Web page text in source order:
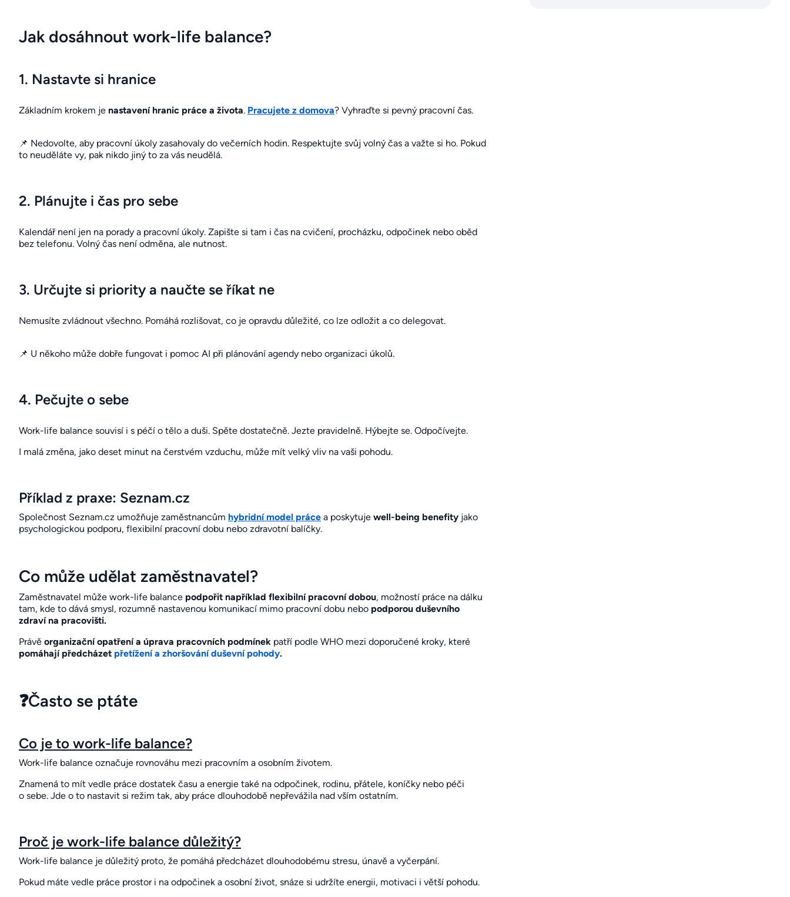
Jak dosáhnout work-life balance?
1. Nastavte si hranice
Základním krokem je nastavení hranic práce a života. Pracujete z domova? Vyhraďte si pevný pracovní čas.
📌 Nedovolte, aby pracovní úkoly zasahovaly do večerních hodin. Respektujte svůj volný čas a važte si ho. Pokud
to neuděláte vy, pak nikdo jiný to za vás neudělá.
2. Plánujte i čas pro sebe
Kalendář není jen na porady a pracovní úkoly. Zapište si tam i čas na cvičení, procházku, odpočinek nebo oběd
bez telefonu. Volný čas není odměna, ale nutnost.
3. Určujte si priority a naučte se říkat ne
Nemusíte zvládnout všechno. Pomáhá rozlišovat, co je opravdu důležité, co lze odložit a co delegovat.
📌 U někoho může dobře fungovat i pomoc AI při plánování agendy nebo organizaci úkolů.
4. Pečujte o sebe
Work-life balance souvisí i s péčí o tělo a duši. Spěte dostatečně. Jezte pravidelně. Hýbejte se. Odpočívejte.
I malá změna, jako deset minut na čerstvém vzduchu, může mít velký vliv na vaši pohodu.
Příklad z praxe: Seznam.cz
Společnost Seznam.cz umožňuje zaměstnancům hybridní model práce a poskytuje well-being benefity jako
psychologickou podporu, flexibilní pracovní dobu nebo zdravotní balíčky.
Co může udělat zaměstnavatel?
Zaměstnavatel může work-life balance podpořit například flexibilní pracovní dobou, možností práce na dálku
tam, kde to dává smysl, rozumně nastavenou komunikací mimo pracovní dobu nebo podporou duševního
zdraví na pracovišti.
Právě organizační opatření a úprava pracovních podmínek patří podle WHO mezi doporučené kroky, které
pomáhají předcházet přetížení a zhoršování duševní pohody.
❓Často se ptáte
Co je to work-life balance?
Work-life balance označuje rovnováhu mezi pracovním a osobním životem.
Znamená to mít vedle práce dostatek času a energie také na odpočinek, rodinu, přátele, koníčky nebo péči
o sebe. Jde o to nastavit si režim tak, aby práce dlouhodobě nepřevážila nad vším ostatním.
Proč je work-life balance důležitý?
Work-life balance je důležitý proto, že pomáhá předcházet dlouhodobému stresu, únavě a vyčerpání.
Pokud máte vedle práce prostor i na odpočinek a osobní život, snáze si udržíte energii, motivaci i větší pohodu.